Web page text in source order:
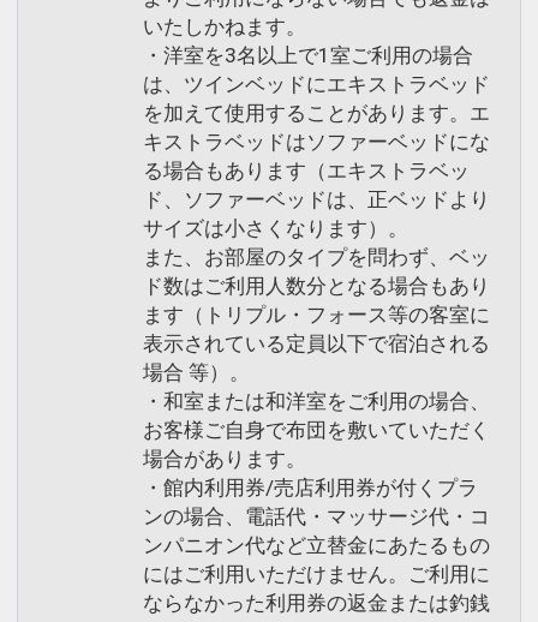
いたしかねます。
・洋室を3名以上で1室ご利用の場合
は、ツインベッドにエキストラベッド
を加えて使用することがあります。エ
キストラベッドはソファーベッドにな
る場合もあります（エキストラベッ
ド、ソファーベッドは、正ベッドより
サイズは小さくなります）。
また、お部屋のタイプを問わず、ベッ
ド数はご利用人数分となる場合もあり
ます（トリプル・フォース等の客室に
表示されている定員以下で宿泊される
場合 等）。
・和室または和洋室をご利用の場合、
お客様ご自身で布団を敷いていただく
場合があります。
・館内利用券/売店利用券が付くプラ
ンの場合、電話代・マッサージ代・コ
ンパニオン代など立替金にあたるもの
にはご利用いただけません。ご利用に
ならなかった利用券の返金または釣銭